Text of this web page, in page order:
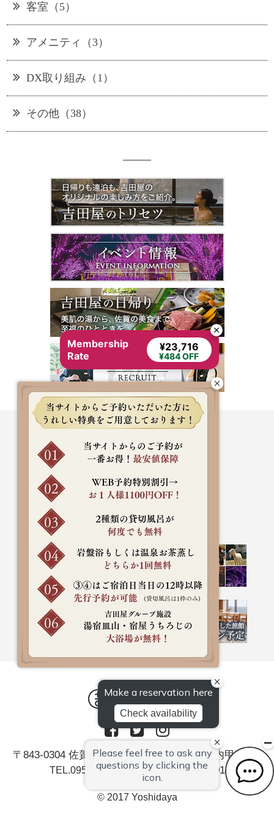
客室（5）
アメニティ（3）
DX取り組み（1）
その他（38）
〒843-0304 佐賀県嬉野市嬉野町大字岩屋川内甲379
TEL.0954-42-0026 / FAX.0954-43-2901
© 2017 Yoshidaya
Membership
Rate
¥23,716
¥484 OFF